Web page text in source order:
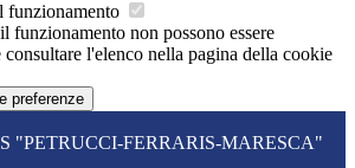
funzionamento
funzionamento non possono essere
l'elenco nella pagina della cookie
preferenze
"PETRUCCI-FERRARIS-MARESCA"